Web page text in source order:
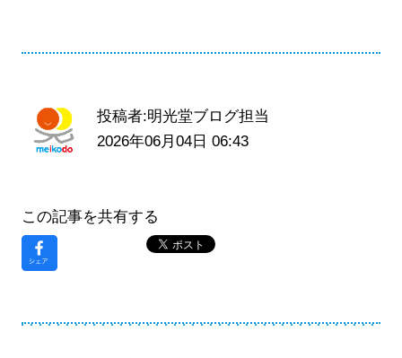
投稿者:明光堂ブログ担当
2026年06月04日 06:43
この記事を共有する